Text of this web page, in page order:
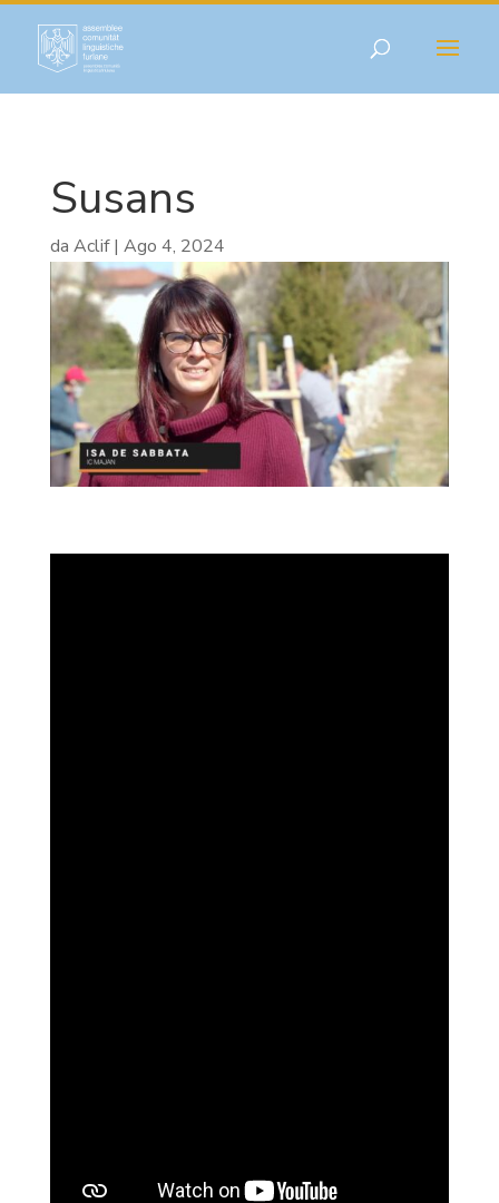
Susans
da Aclif| Ago 4, 2024